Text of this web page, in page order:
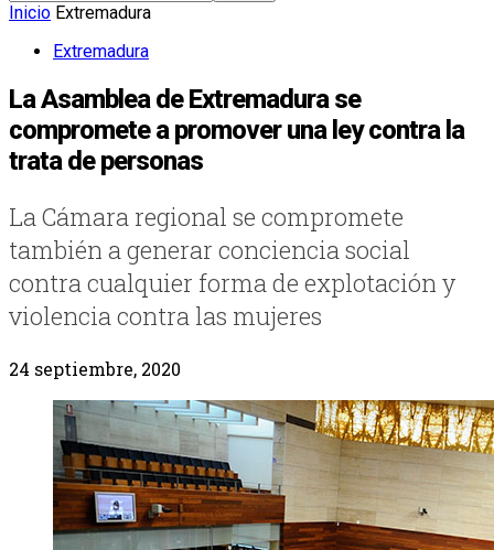
Inicio Extremadura
Extremadura
La Asamblea de Extremadura se
compromete a promover una ley contra la
trata de personas
La Cámara regional se compromete
también a generar conciencia social
contra cualquier forma de explotación y
violencia contra las mujeres
24 septiembre, 2020